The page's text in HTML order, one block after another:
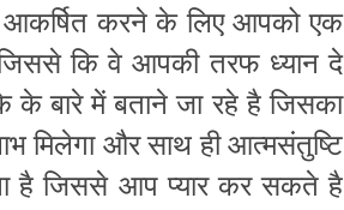
करने के लिए आपको एक
जिससे कि वे आपकी तरफ ध्यान दे
बारे में बताने जा रहे है जिसका
मिलेगा और साथ ही आत्मसंतुष्टि
है जिससे आप प्यार कर सकते है